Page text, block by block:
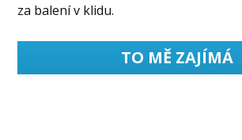
za balení v klidu.
TO MĚ ZAJÍMÁ